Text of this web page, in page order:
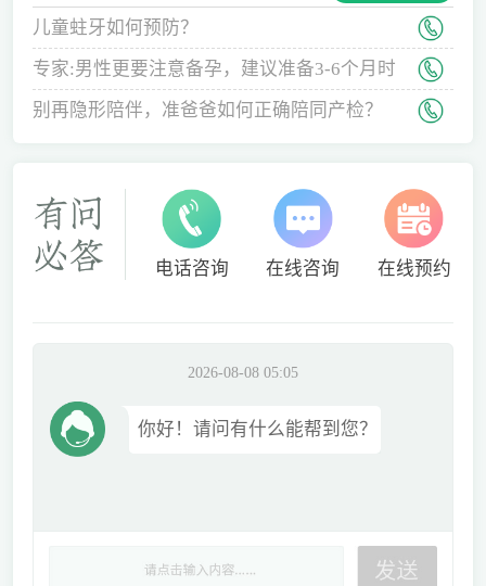
儿童蛀牙如何预防？
专家:男性更要注意备孕，建议准备3-6个月时
间
别再隐形陪伴，准爸爸如何正确陪同产检？
电话咨询 在线咨询 在线预约
2026-08-08 05:05
你好！请问有什么能帮到您？